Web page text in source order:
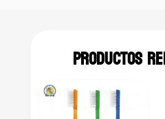
Productos